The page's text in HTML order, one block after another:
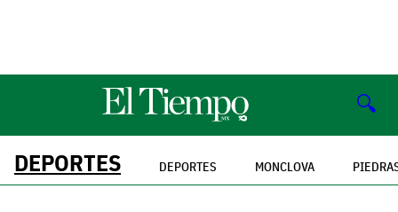
🔍
DEPORTES DEPORTES MONCLOVA